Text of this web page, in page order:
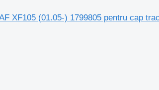
XF105 (01.05-) 1799805 pentru cap